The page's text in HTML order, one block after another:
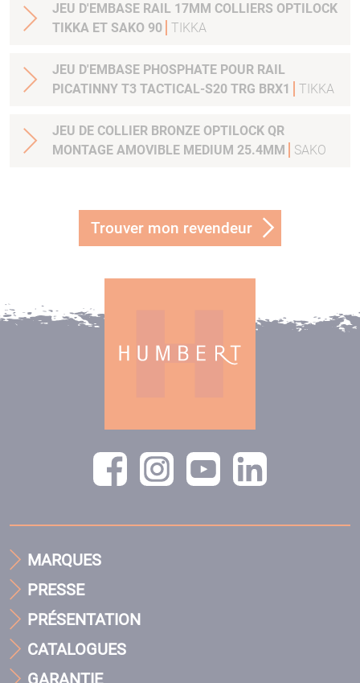
JEU D'EMBASE RAIL 17MM COLLIERS OPTILOCK
TIKKA ET SAKO 90 TIKKA
JEU D'EMBASE PHOSPHATE POUR RAIL
PICATINNY T3 TACTICAL-S20 TRG BRX1
TIKKA
JEU DE COLLIER BRONZE OPTILOCK QR
MONTAGE AMOVIBLE MEDIUM 25.4MM
SAKO
Trouver mon revendeur
MARQUES
PRESSE
PRÉSENTATION
CATALOGUES
GARANTIE